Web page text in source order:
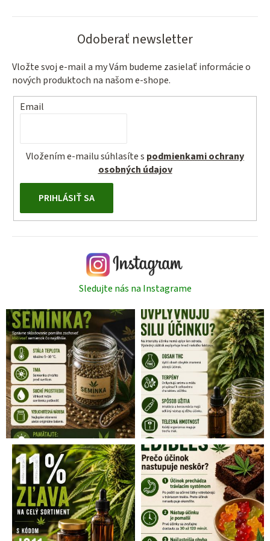
Odoberať newsletter
Vložte svoj e-mail a my Vám budeme zasielať informácie o
nových produktoch na našom e-shope.
Email
Vložením e-mailu súhlasíte s podmienkami ochrany
osobných údajov
PRIHLÁSIŤ SA
Sledujte nás na Instagrame